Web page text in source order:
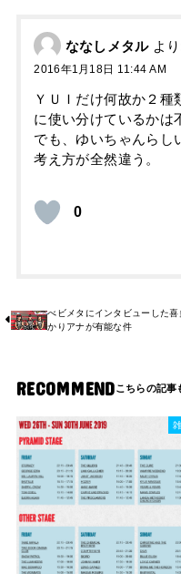
ななしメタル よ
2016年1月18日 11:44 AM
ＹＵＩだけ何故か２種
に使い分けているかは
でも、ゆいちゃんらし
考え方が全然違う。
0
べビメタにインタビューした喜
かりアナが有能な件
RECOMMEND